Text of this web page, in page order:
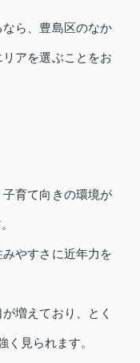
ら、豊島区のなか
アを選ぶことをお
育て向きの環境が
やすさに近年力を
増えており、とく
く見られます。